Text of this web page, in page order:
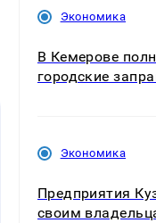
Экономика
В Кемерове
городские
Экономика
Предприятия
своим